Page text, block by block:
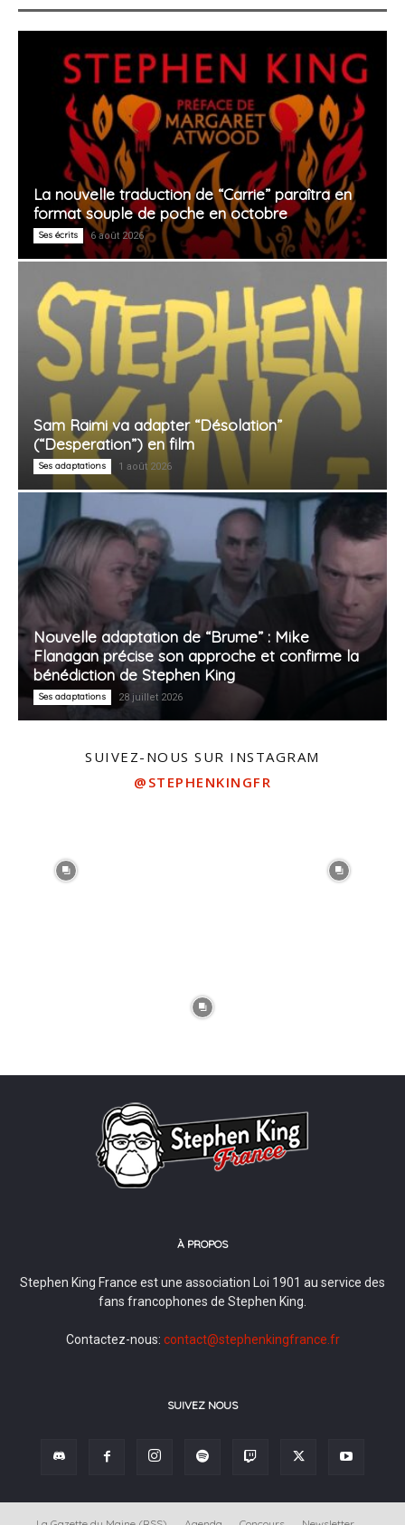
La nouvelle traduction de “Carrie” paraîtra en
format souple de poche en octobre
Ses écrits 6 août 2026
Sam Raimi va adapter “Désolation”
(“Desperation”) en film
Ses adaptations 1 août 2026
Nouvelle adaptation de “Brume” : Mike
Flanagan précise son approche et confirme la
bénédiction de Stephen King
Ses adaptations 28 juillet 2026
SUIVEZ-NOUS SUR INSTAGRAM
@STEPHENKINGFR
À PROPOS
Stephen King France est une association Loi 1901 au service des
fans francophones de Stephen King.
Contactez-nous: contact@stephenkingfrance.fr
SUIVEZ NOUS